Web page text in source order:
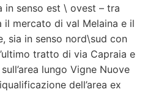
in senso est \ ovest – tra
il mercato di val Melaina e il
sia in senso nord\sud con
tratto di via Capraia e
lungo Vigne Nuove
dell’area ex